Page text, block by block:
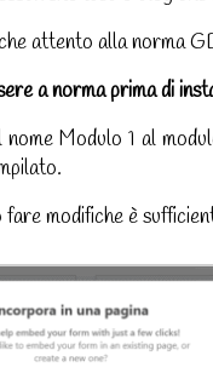
attento alla norma
a norma prima di
nome Modulo 1 al
modifiche è